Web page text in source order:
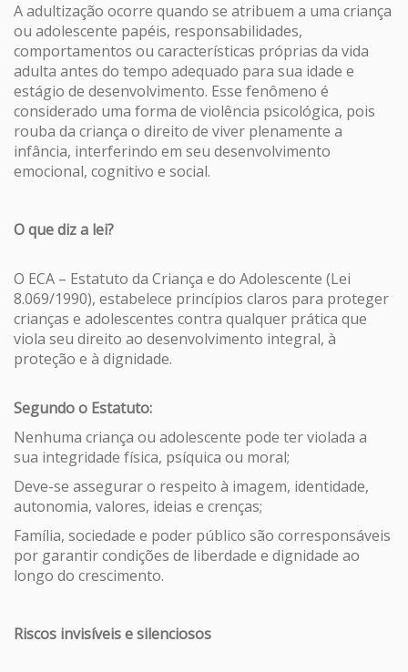
A adultização ocorre quando se atribuem a uma criança
ou adolescente papéis, responsabilidades,
comportamentos ou características próprias da vida
adulta antes do tempo adequado para sua idade e
estágio de desenvolvimento. Esse fenômeno é
considerado uma forma de violência psicológica, pois
rouba da criança o direito de viver plenamente a
infância, interferindo em seu desenvolvimento
emocional, cognitivo e social.
O que diz a lei?
O ECA – Estatuto da Criança e do Adolescente (Lei
8.069/1990), estabelece princípios claros para proteger
crianças e adolescentes contra qualquer prática que
viola seu direito ao desenvolvimento integral, à
proteção e à dignidade.
Segundo o Estatuto:
Nenhuma criança ou adolescente pode ter violada a
sua integridade física, psíquica ou moral;
Deve-se assegurar o respeito à imagem, identidade,
autonomia, valores, ideias e crenças;
Família, sociedade e poder público são corresponsáveis
por garantir condições de liberdade e dignidade ao
longo do crescimento.
Riscos invisíveis e silenciosos